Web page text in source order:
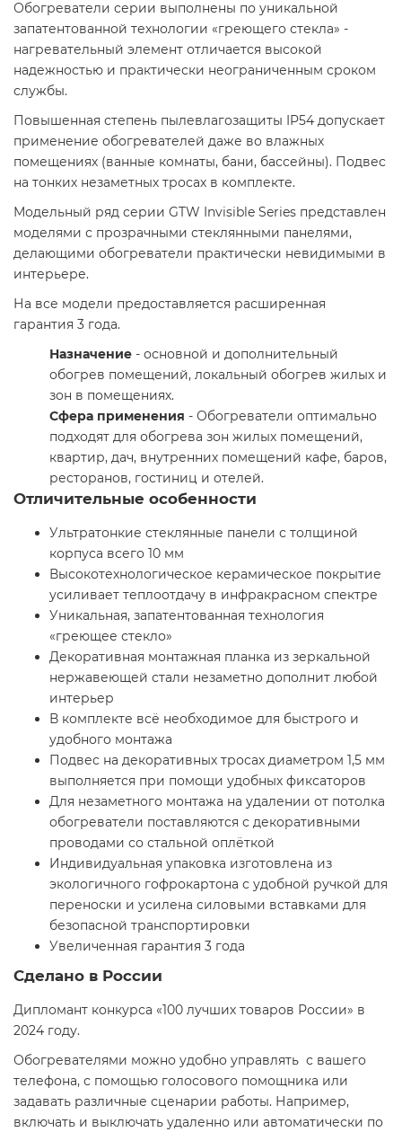
Обогреватели серии выполнены по уникальной
запатентованной технологии «греющего стекла» -
нагревательный элемент отличается высокой
надежностью и практически неограниченным сроком
службы.
Повышенная степень пылевлагозащиты IP54 допускает
применение обогревателей даже во влажных
помещениях (ванные комнаты, бани, бассейны). Подвес
на тонких незаметных тросах в комплекте.
Модельный ряд серии GTW Invisible Series представлен
моделями с прозрачными стеклянными панелями,
делающими обогреватели практически невидимыми в
интерьере.
На все модели предоставляется расширенная
гарантия 3 года.
Назначение - основной и дополнительный
обогрев помещений, локальный обогрев жилых и
зон в помещениях.
Сфера применения - Обогреватели оптимально
подходят для обогрева зон жилых помещений,
квартир, дач, внутренних помещений кафе, баров,
ресторанов, гостиниц и отелей.
Отличительные особенности
Ультратонкие стеклянные панели с толщиной
корпуса всего 10 мм
Высокотехнологическое керамическое покрытие
усиливает теплоотдачу в инфракрасном спектре
Уникальная, запатентованная технология
«греющее стекло»
Декоративная монтажная планка из зеркальной
нержавеющей стали незаметно дополнит любой
интерьер
В комплекте всё необходимое для быстрого и
удобного монтажа
Подвес на декоративных тросах диаметром 1,5 мм
выполняется при помощи удобных фиксаторов
Для незаметного монтажа на удалении от потолка
обогреватели поставляются с декоративными
проводами со стальной оплёткой
Индивидуальная упаковка изготовлена из
экологичного гофрокартона с удобной ручкой для
переноски и усилена силовыми вставками для
безопасной транспортировки
Увеличенная гарантия 3 года
Сделано в России
Дипломант конкурса «100 лучших товаров России» в
2024 году.
Обогревателями можно удобно управлять с вашего
телефона, с помощью голосового помощника или
задавать различные сценарии работы. Например,
включать и выключать удаленно или автоматически по